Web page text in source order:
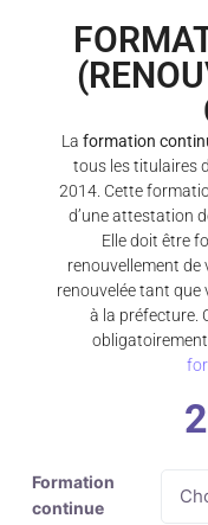
La formation
tous les titulaires
2014. Cette
d’une attestation
Elle doit être
renouvellement de
renouvelée tant que
à la préfecture.
Formation
continue